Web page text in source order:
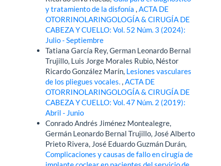
y tratamiento de la disfonía,ACTA DE
OTORRINOLARINGOLOGÍA & CIRUGÍA DE
CABEZA Y CUELLO: Vol. 52 Núm. 3 (2024):
Julio - Septiembre
Tatiana García Rey, German Leonardo Bernal
Trujillo, Luis Jorge Morales Rubio, Néstor
Ricardo González Marín, Lesiones vasculares
de los pliegues vocales.,ACTA DE
OTORRINOLARINGOLOGÍA & CIRUGÍA DE
CABEZA Y CUELLO: Vol. 47 Núm. 2 (2019):
Abril - Junio
Conrado Andrés Jiménez Montealegre,
Germán Leonardo Bernal Trujillo, José Alberto
Prieto Rivera, José Eduardo Guzmán Durán,
Complicaciones y causas de fallo en cirugía de